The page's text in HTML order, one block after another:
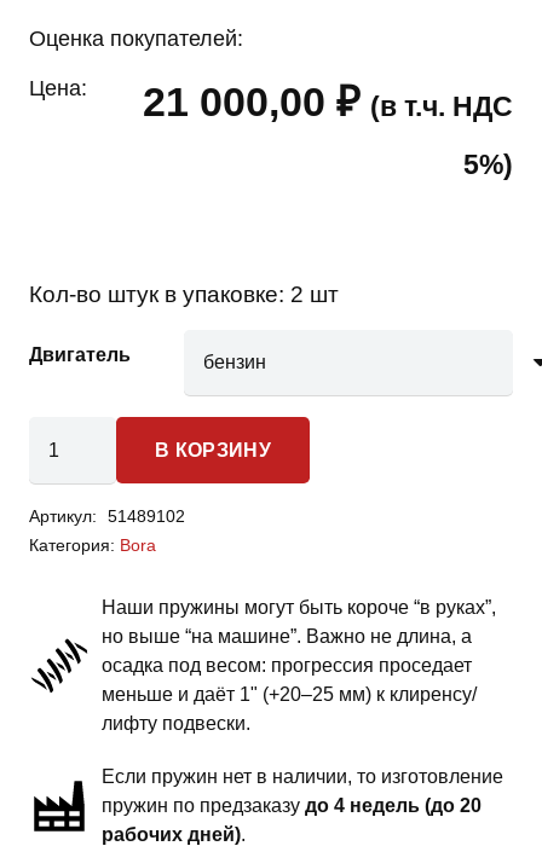
Оценка покупателей:
Цена: 21 000,00 ₽ (в т.ч. НДС
5%)
Кол-во штук в упаковке: 2 шт
Двигатель
товара
Bora
-
передней
подвески
-
комфорт
В КОРЗИНУ
Артикул:
51489102
Категория: Bora
Наши пружины могут быть короче “в руках”,
но выше “на машине”. Важно не длина, а
осадка под весом: прогрессия проседает
меньше и даёт 1" (+20–25 мм) к клиренсу/
лифту подвески.
Если пружин нет в наличии, то изготовление
пружин по предзаказу до 4 недель (до 20
рабочих дней).